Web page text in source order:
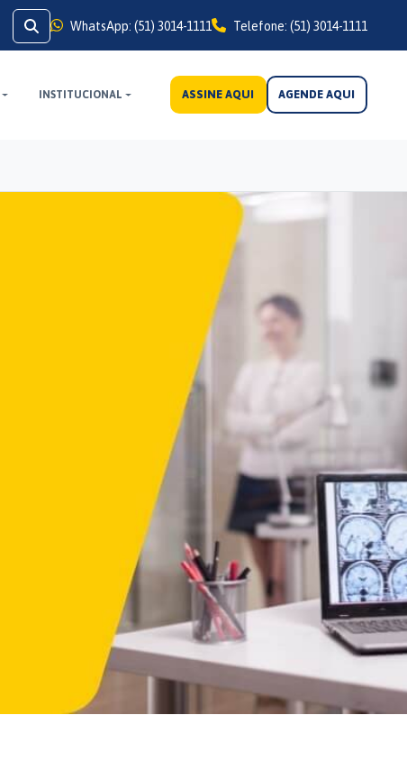
WhatsApp: (51) 3014-1111 Telefone: (51) 3014-1111
INSTITUCIONAL ASSINE AQUI AGENDE AQUI